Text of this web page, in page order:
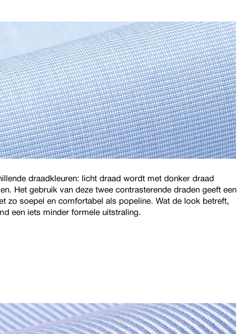
draadkleuren: licht draad wordt met donker draad
Het gebruik van deze twee contrasterende draden geeft een
zo soepel en comfortabel als popeline. Wat de look betreft,
een iets minder formele uitstraling.